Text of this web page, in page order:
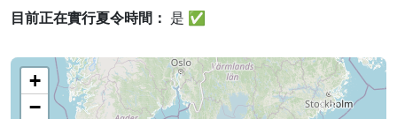
目前正在實行夏令時間： 是 ✅
+
−